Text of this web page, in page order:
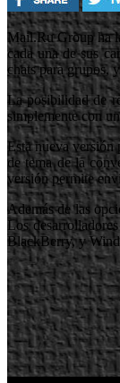
Mail.Ru Group ha
cada una de sus
chats para grupos,
La posibilidad de
simplemente con
Esta nueva versión
de tema de la
versión permite
Además de las
Los
BlackBerry, y